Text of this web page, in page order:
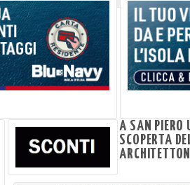
alla scoperta di chiese, santi, antichi
dell’Elba e la straordinaria traversata con
A SAN PIERO
SCOPERTA